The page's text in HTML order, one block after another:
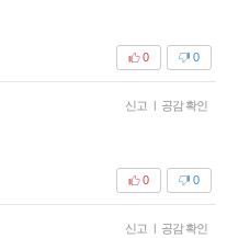
0
0
신고 | 공감 확인
0
0
신고 | 공감 확인